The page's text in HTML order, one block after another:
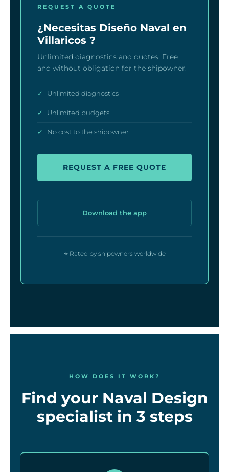
REQUEST A QUOTE
¿Necesitas Diseño Naval en
Villaricos ?
Unlimited diagnostics and quotes. Free
and without obligation for the shipowner.
✓ Unlimited diagnostics
✓ Unlimited budgets
✓ No cost to the shipowner
REQUEST A FREE QUOTE
Download the app
⭐ Rated by shipowners worldwide
HOW DOES IT WORK?
Find your Naval Design
specialist in 3 steps